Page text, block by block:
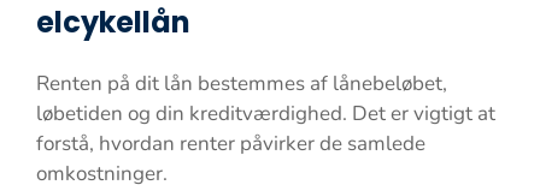
elcykellån
Renten på dit lån bestemmes af lånebeløbet,
løbetiden og din kreditværdighed. Det er vigtigt at
forstå, hvordan renter påvirker de samlede
omkostninger.